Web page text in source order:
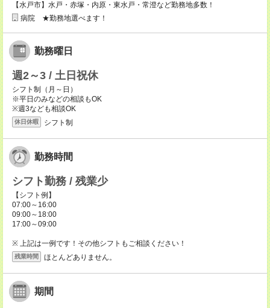
【水戸市】水戸・赤塚・内原・東水戸・常澄など勤務地多数！
病院 ★勤務地選べます！
勤務曜日
週2～3 / 土日祝休
シフト制（月～日）
※平日のみなどの相談もOK
※週3なども相談OK
休日休暇 シフト制
勤務時間
シフト勤務 / 残業少
【シフト例】
07:00～16:00
09:00～18:00
17:00～09:00
※ 上記は一例です！その他シフトもご相談ください！
残業時間 ほとんどありません。
期間